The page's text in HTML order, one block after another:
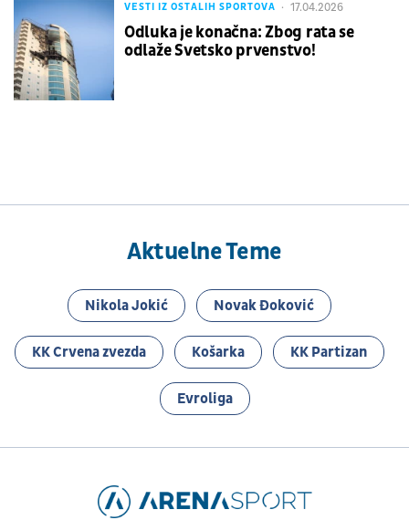
VESTI IZ OSTALIH SPORTOVA 17.04.2026
Odluka je konačna: Zbog rata se
odlaže Svetsko prvenstvo!
Aktuelne Teme
Nikola Jokić Novak Đoković
KK Crvena zvezda Košarka KK Partizan
Evroliga